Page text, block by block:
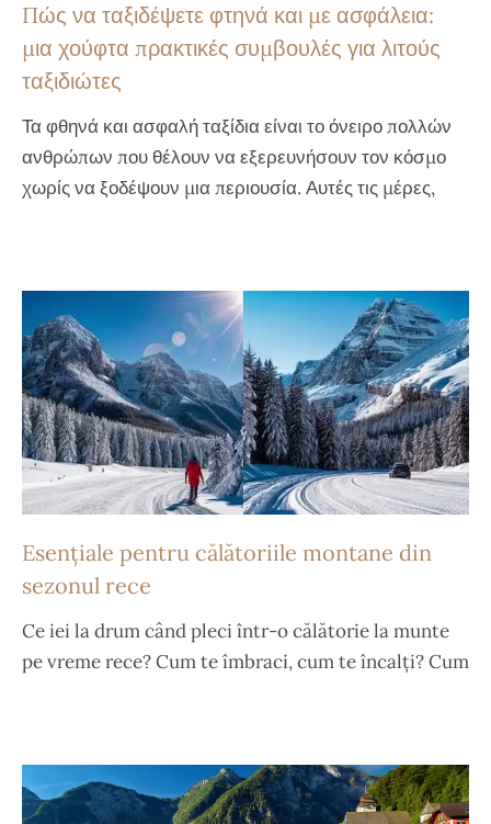
Πώς να ταξιδέψετε φτηνά και με ασφάλεια:
μια χούφτα πρακτικές συμβουλές για λιτούς
ταξιδιώτες
Τα φθηνά και ασφαλή ταξίδια είναι το όνειρο πολλών
ανθρώπων που θέλουν να εξερευνήσουν τον κόσμο
χωρίς να ξοδέψουν μια περιουσία. Αυτές τις μέρες,
Esențiale pentru călătoriile montane din
sezonul rece
Ce iei la drum când pleci într-o călătorie la munte
pe vreme rece? Cum te îmbraci, cum te încalți? Cum